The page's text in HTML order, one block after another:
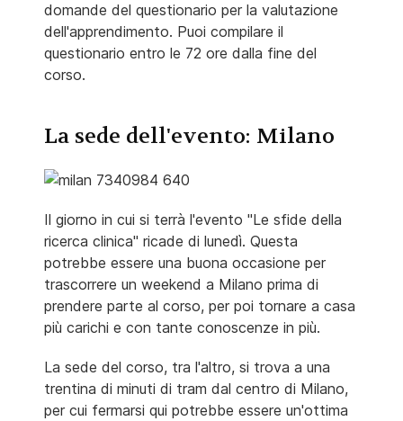
domande del questionario per la valutazione
dell'apprendimento. Puoi compilare il
questionario entro le 72 ore dalla fine del
corso.
La sede dell'evento: Milano
Il giorno in cui si terrà l'evento "Le sfide della
ricerca clinica" ricade di lunedì. Questa
potrebbe essere una buona occasione per
trascorrere un weekend a Milano prima di
prendere parte al corso, per poi tornare a casa
più carichi e con tante conoscenze in più.
La sede del corso, tra l'altro, si trova a una
trentina di minuti di tram dal centro di Milano,
per cui fermarsi qui potrebbe essere un'ottima